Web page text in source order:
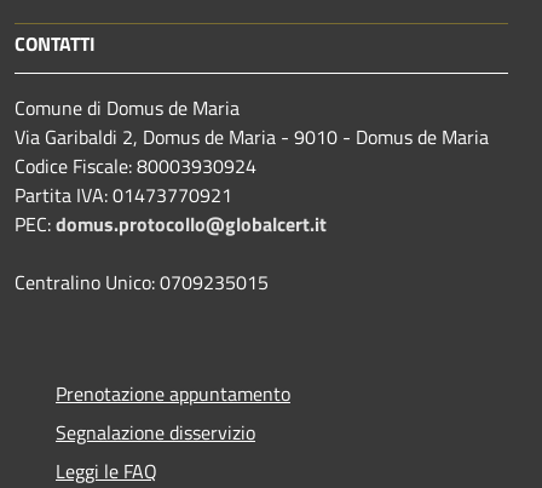
CONTATTI
Comune di Domus de Maria
Via Garibaldi 2, Domus de Maria - 9010 - Domus de Maria
Codice Fiscale: 80003930924
Partita IVA: 01473770921
PEC:domus.protocollo@globalcert.it
Centralino Unico: 0709235015
Prenotazione appuntamento
Segnalazione disservizio
Leggi le FAQ